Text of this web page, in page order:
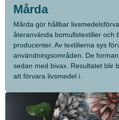
Mårda
Mårda gör hållbar
återanvända bomullstextilier och
producenter. Av textilierna sys
användningsområden. De
sedan med bivax. Resultatet blir
att förvara livsmedel i.